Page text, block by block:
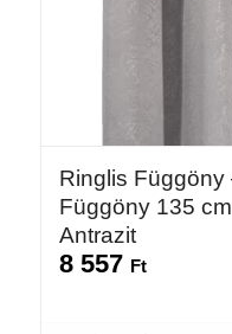
Ringlis
Függöny 135
Antrazit
8 557 Ft